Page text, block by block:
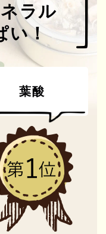
ラル
い！
葉酸